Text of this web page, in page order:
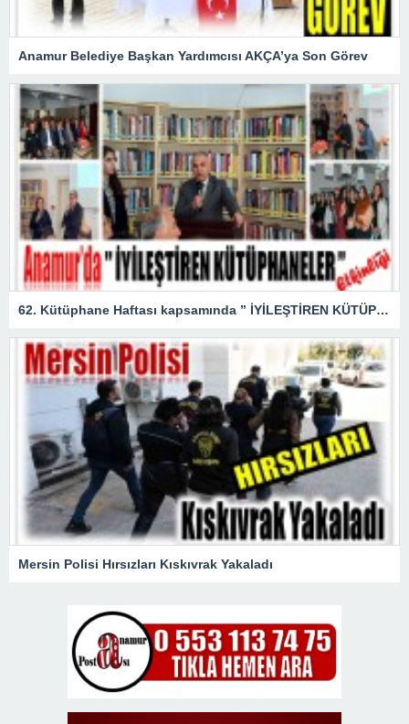
Anamur Belediye Başkan Yardımcısı AKÇA’ya Son Görev
62. Kütüphane Haftası kapsamında ” İYİLEŞTİREN KÜTÜPHANELER ” etkinliği düzenlendi.
Mersin Polisi Hırsızları Kıskıvrak Yakaladı